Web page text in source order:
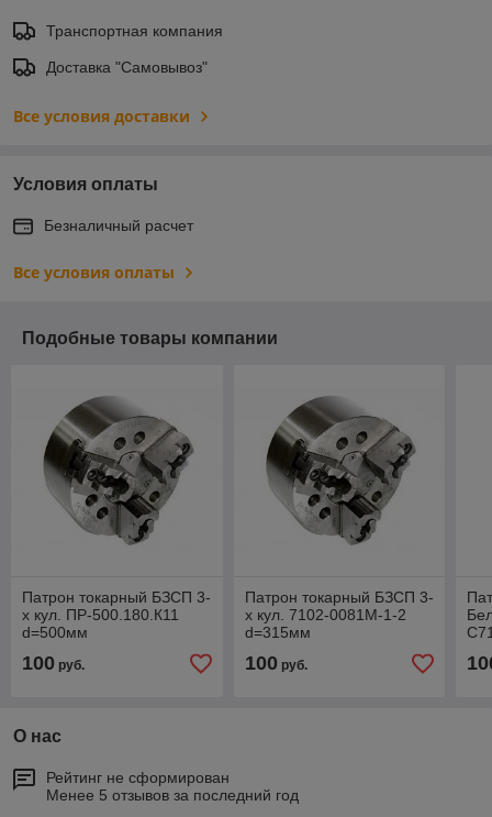
Транспортная компания
Доставка "Самовывоз"
Все условия доставки
Условия оплаты
Безналичный расчет
Все условия оплаты
Подобные товары компании
Патрон токарный БЗСП 3-
х кул. ПР-500.180.К11
d=500мм
100 руб.
Патрон токарный БЗСП 3-
х кул. 7102-0081М-1-2
d=315мм
100руб.
О нас
Рейтинг не сформирован
Менее 5 отзывов за последний год